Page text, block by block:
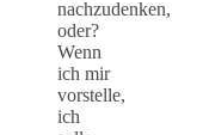
nachzudenken,
oder?
Wenn
ich mir
vorstelle,
ich